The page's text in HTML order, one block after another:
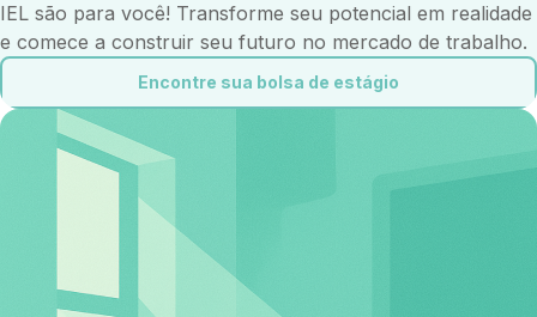
IEL são para você! Transforme seu potencial em realidade
e comece a construir seu futuro no mercado de trabalho.
Encontre sua bolsa de estágio